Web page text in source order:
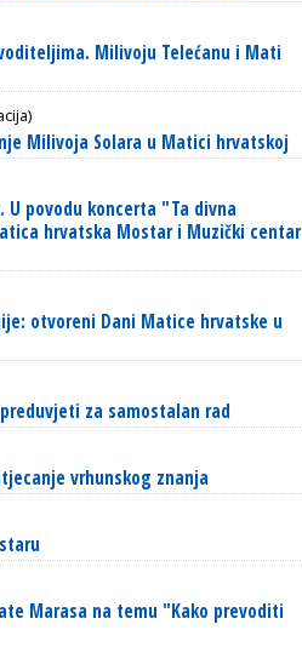
Milivoju Telećanu i Mati
Milivoja Solara u Matici hrvatskoj
povodu koncerta "Ta divna
hrvatska Mostar i Muzički centar
otvoreni Dani Matice hrvatske u
za samostalan rad
vrhunskog znanja
Marasa na temu "Kako prevoditi